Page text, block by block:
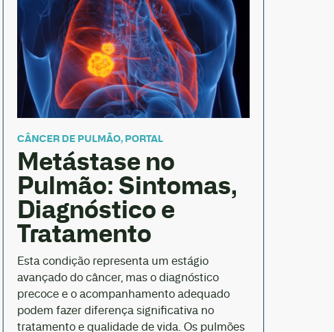
CÂNCER DE PULMÃO, PORTAL
Metástase no
Pulmão: Sintomas,
Diagnóstico e
Tratamento
Esta condição representa um estágio
avançado do câncer, mas o diagnóstico
precoce e o acompanhamento adequado
podem fazer diferença significativa no
tratamento e qualidade de vida. Os pulmões